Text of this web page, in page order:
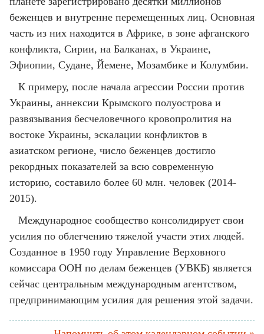
беженцев и внутренне перемещенных лиц. Основная
часть из них находится в Африке, в зоне афганского
конфликта, Сирии, на Балканах, в Украине,
Эфиопии, Судане, Йемене, Мозамбике и Колумбии.
К примеру, после начала агрессии России против
Украины, аннексии Крымского полуострова и
развязывания бесчеловечного кровопролития на
востоке Украины, эскалации конфликтов в
азиатском регионе, число беженцев достигло
рекордных показателей за всю современную
историю, составило более 60 млн. человек (2014-
2015).
Международное сообщество консолидирует свои
усилия по облегчению тяжелой участи этих людей.
Созданное в 1950 году Управление Верховного
комиссара ООН по делам беженцев (УВКБ) является
сейчас центральным международным агентством,
предпринимающим усилия для решения этой задачи.